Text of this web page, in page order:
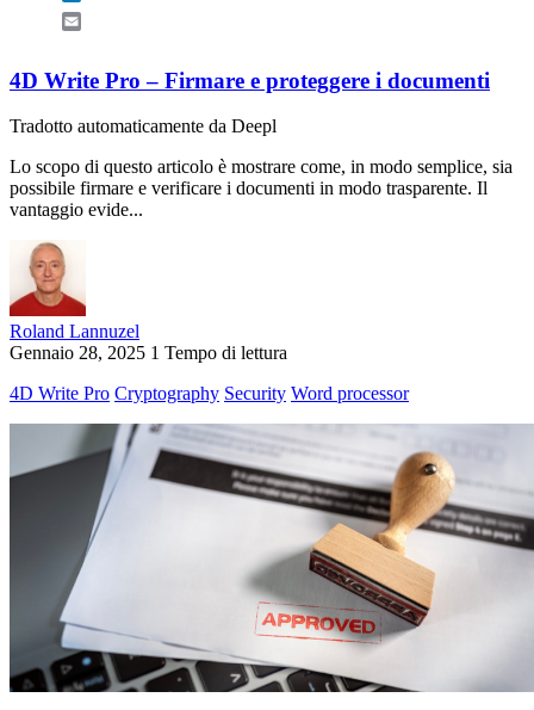
4D Write Pro – Firmare e proteggere i documenti
Tradotto automaticamente da Deepl
Lo scopo di questo articolo è mostrare come, in modo semplice, sia
possibile firmare e verificare i documenti in modo trasparente. Il
vantaggio evide...
Roland Lannuzel
Gennaio 28, 2025 1 Tempo di lettura
4D Write Pro Cryptography Security Word processor